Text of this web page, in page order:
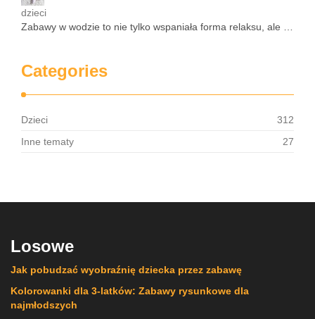
dzieci
Zabawy w wodzie to nie tylko wspaniała forma relaksu, ale …
Categories
Dzieci
312
Inne tematy
27
Losowe
Jak pobudzać wyobraźnię dziecka przez zabawę
Kolorowanki dla 3-latków: Zabawy rysunkowe dla
najmłodszych